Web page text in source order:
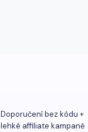
Doporučení bez kódu +
lehké affiliate kampaně